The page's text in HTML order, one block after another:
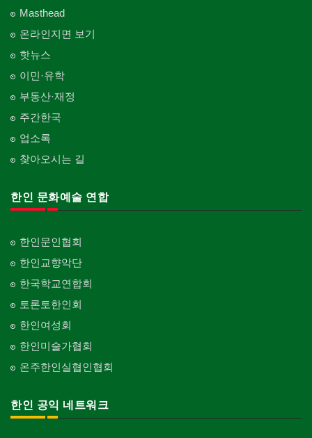
Masthead
온라인지면 보기
핫뉴스
이민·유학
부동산·재정
주간한국
업소록
찾아오시는 길
한인 문화예술 연합
한인문인협회
한인교향악단
한국학교연합회
토론토한인회
한인여성회
한인미술가협회
온주한인실협인협회
한인 공익 네트워크